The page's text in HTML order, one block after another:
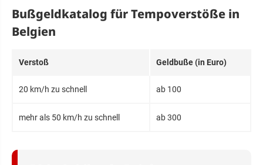
Bußgeldkatalog für Tempoverstöße in
Belgien
Ver­stoß Geld­buße (in Eu­ro)
20 km/h zu schnell ab 100
mehr als 50 km/h zu schnell ab 300